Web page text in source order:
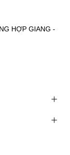
HỢP GIANG -